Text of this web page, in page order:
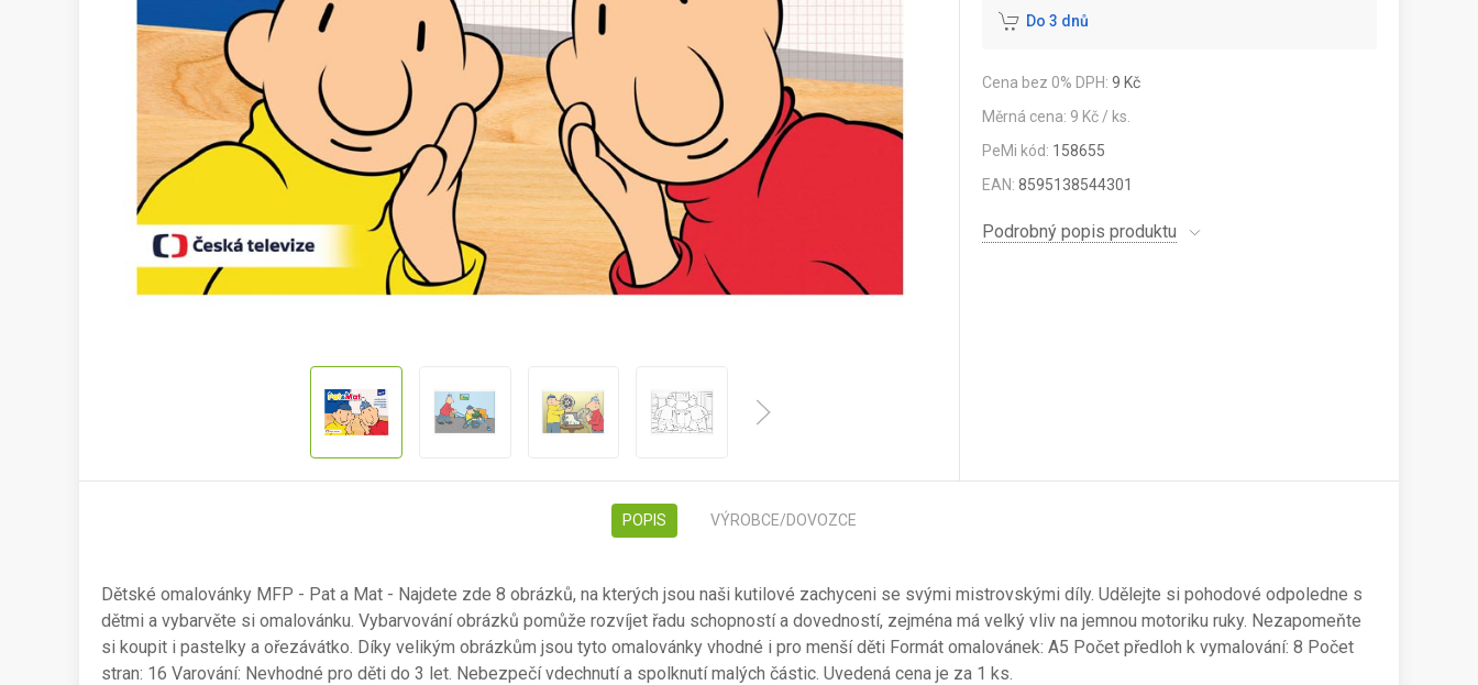
Do 3 dnů
Cena bez 0% DPH: 9 Kč
Měrná cena: 9 Kč / ks.
PeMi kód: 158655
EAN:8595138544301
Podrobný popis produktu
POPIS VÝROBCE/DOVOZCE
Dětské omalovánky MFP - Pat a Mat - Najdete zde 8 obrázků, na kterých jsou naši kutilové zachyceni se svými mistrovskými díly. Udělejte si pohodové odpoledne s
dětmi a vybarvěte si omalovánku. Vybarvování obrázků pomůže rozvíjet řadu schopností a dovedností, zejména má velký vliv na jemnou motoriku ruky. Nezapomeňte
si koupit i pastelky a ořezávátko. Díky velikým obrázkům jsou tyto omalovánky vhodné i pro menší děti Formát omalovánek: A5 Počet předloh k vymalování: 8 Počet
stran: 16 Varování: Nevhodné pro děti do 3 let. Nebezpečí vdechnutí a spolknutí malých částic. Uvedená cena je za 1 ks.